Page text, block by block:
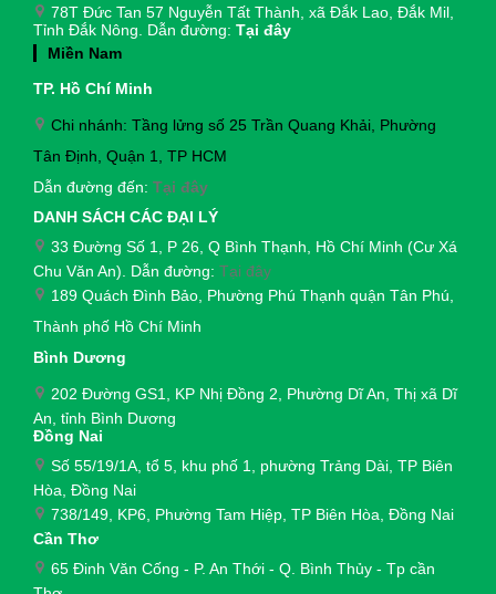
78T Đức Tan 57 Nguyễn Tất Thành, xã Đắk Lao, Đắk Mil,
Tỉnh Đắk Nông. Dẫn đường: Tại đây
Miền Nam
TP. Hồ Chí Minh
Chi nhánh: Tầng lửng số 25 Trần Quang Khải, Phường
Tân Định, Quận 1, TP HCM
Dẫn đường đến: Tại đây
DANH SÁCH CÁC ĐẠI LÝ
33 Đường Số 1, P 26, Q Bình Thạnh, Hồ Chí Minh (Cư Xá
Chu Văn An). Dẫn đường: Tại đây
189 Quách Đình Bảo, Phường Phú Thạnh quận Tân Phú,
Thành phố Hồ Chí Minh
Bình Dương
202 Đường GS1, KP Nhị Đồng 2, Phường Dĩ An, Thị xã Dĩ
An, tỉnh Bình Dương
Đồng Nai
Số 55/19/1A, tổ 5, khu phố 1, phường Trảng Dài, TP Biên
Hòa, Đồng Nai
738/149, KP6, Phường Tam Hiệp, TP Biên Hòa, Đồng Nai
Cần Thơ
65 Đinh Văn Cống - P. An Thới - Q. Bình Thủy - Tp cần